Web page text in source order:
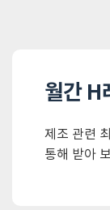
월간 H
제조 관련
통해 받아